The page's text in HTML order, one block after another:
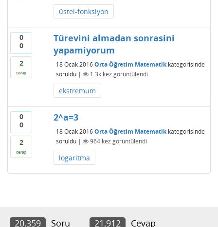
üstel-fonksiyon
0
0
2
cevap
Türevini almadan sonrasini
yapamiyorum
18 Ocak 2016 Orta Öğretim Matematikkategorisinde
soruldu | 1.3kkez görüntülendi
ekstremum
0
0
2
cevap
2^a=3
18 Ocak 2016 Orta Öğretim Matematikkategorisinde
soruldu | 964kez görüntülendi
logaritma
20,359 Soru 21,912 Cevap